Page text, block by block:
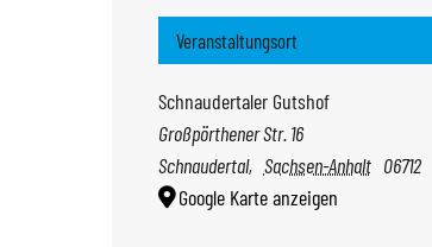
Veranstaltungsort
Schnaudertaler Gutshof
Großpörthener Str. 16
Schnaudertal, Sachsen-Anhalt 06712
Google Karte anzeigen